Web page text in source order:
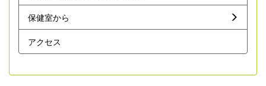
保健室から
アクセス